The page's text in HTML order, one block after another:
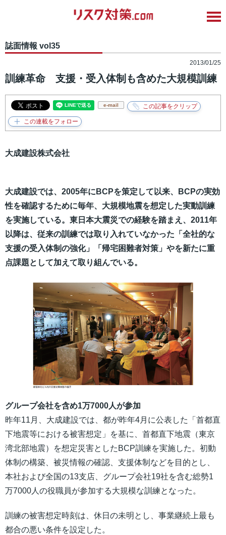
誌面情報 vol35
2013/01/25
訓練革命 支援・受入体制も含めた大規模訓練
e-mail
大成建設株式会社
大成建設では、2005年にBCPを策定して以来、BCPの実効
性を確認するために毎年、大規模地震を想定した実動訓練
を実施している。東日本大震災での経験を踏まえ、2011年
以降は、従来の訓練では取り入れていなかった「全社的な
支援の受入体制の強化」「帰宅困難者対策」やを新たに重
点課題として加えて取り組んでいる。
グループ会社を含め1万7000人が参加
昨年11月、大成建設では、都が昨年4月に公表した「首都直
下地震等における被害想定」を基に、首都直下地震（東京
湾北部地震）を想定災害としたBCP訓練を実施した。初動
体制の構築、被災情報の確認、支援体制などを目的とし、
本社および全国の13支店、グループ会社19社を含む総勢1
万7000人の役職員が参加する大規模な訓練となった。
訓練の被害想定時刻は、休日の未明とし、事業継続上最も
都合の悪い条件を設定した。